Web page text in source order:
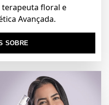
terapeuta floral e
Avançada.
SOBRE